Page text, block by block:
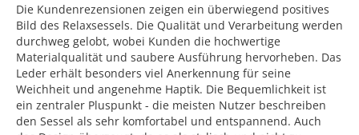
Die Kundenrezensionen zeigen ein überwiegend positives
Bild des Relaxsessels. Die Qualität und Verarbeitung werden
durchweg gelobt, wobei Kunden die hochwertige
Materialqualität und saubere Ausführung hervorheben. Das
Leder erhält besonders viel Anerkennung für seine
Weichheit und angenehme Haptik. Die Bequemlichkeit ist
ein zentraler Pluspunkt - die meisten Nutzer beschreiben
den Sessel als sehr komfortabel und entspannend. Auch